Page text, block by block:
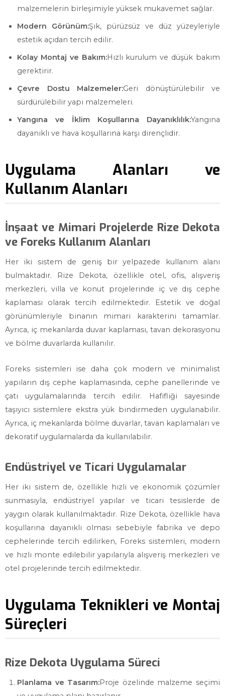
malzemelerin birleşimiyle yüksek mukavemet sağlar.
Modern Görünüm:Şık, pürüzsüz ve düz yüzeyleriyle
estetik açıdan tercih edilir.
Kolay Montaj ve Bakım:Hızlı kurulum ve düşük bakım
gerektirir.
Çevre Dostu Malzemeler:Geri dönüştürülebilir ve
sürdürülebilir yapı malzemeleri.
Yangına ve İklim Koşullarına Dayanıklılık:Yangına
dayanıklı ve hava koşullarına karşı dirençlidir.
Uygulama Alanları ve
Kullanım Alanları
İnşaat ve Mimari Projelerde Rize Dekota
ve Foreks Kullanım Alanları
Her iki sistem de geniş bir yelpazede kullanım alanı
bulmaktadır. Rize Dekota, özellikle otel, ofis, alışveriş
merkezleri, villa ve konut projelerinde iç ve dış cephe
kaplaması olarak tercih edilmektedir. Estetik ve doğal
görünümleriyle binanın mimari karakterini tamamlar.
Ayrıca, iç mekanlarda duvar kaplaması, tavan dekorasyonu
ve bölme duvarlarda kullanılır.
Foreks sistemleri ise daha çok modern ve minimalist
yapıların dış cephe kaplamasında, cephe panellerinde ve
çatı uygulamalarında tercih edilir. Hafifliği sayesinde
taşıyıcı sistemlere ekstra yük bindirmeden uygulanabilir.
Ayrıca, iç mekanlarda bölme duvarlar, tavan kaplamaları ve
dekoratif uygulamalarda da kullanılabilir.
Endüstriyel ve Ticari Uygulamalar
Her iki sistem de, özellikle hızlı ve ekonomik çözümler
sunmasıyla, endüstriyel yapılar ve ticari tesislerde de
yaygın olarak kullanılmaktadır. Rize Dekota, özellikle hava
koşullarına dayanıklı olması sebebiyle fabrika ve depo
cephelerinde tercih edilirken, Foreks sistemleri, modern
ve hızlı monte edilebilir yapılarıyla alışveriş merkezleri ve
otel projelerinde tercih edilmektedir.
Uygulama Teknikleri ve Montaj
Süreçleri
Rize Dekota Uygulama Süreci
Planlama ve Tasarım:Proje özelinde malzeme seçimi